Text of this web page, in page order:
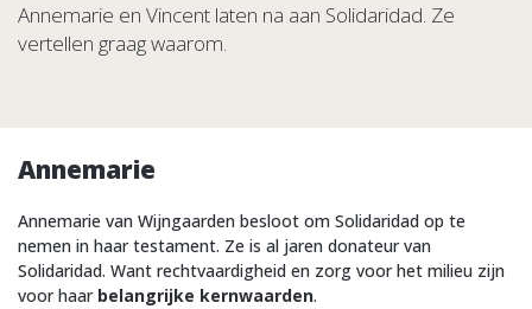
Annemarie en Vincent laten na aan Solidaridad. Ze
vertellen graag waarom.
Annemarie
Annemarie van Wijngaarden besloot om Solidaridad op te
nemen in haar testament. Ze is al jaren donateur van
Solidaridad. Want rechtvaardigheid en zorg voor het milieu zijn
voor haar belangrijke kernwaarden.